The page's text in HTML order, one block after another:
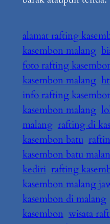
alamat rafting
kasembon malang
foto rafting
kasembon malang
info rafting
kasembon malang
malang rafting di
kasembon batu
kasembon batu
kediri rafting
kasembon malang
kasembon di malang
kasembon wisata